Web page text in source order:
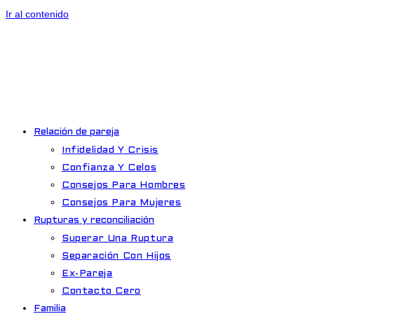
Ir al contenido
Relación de pareja
Infidelidad Y Crisis
Confianza Y Celos
Consejos Para Hombres
Consejos Para Mujeres
Rupturas y reconciliación
Superar Una Ruptura
Separación Con Hijos
Ex-Pareja
Contacto Cero
Familia